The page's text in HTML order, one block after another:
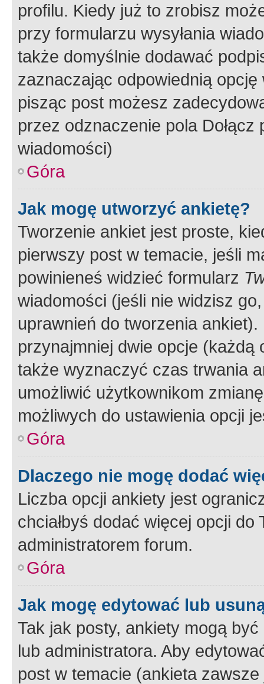
profilu. Kiedy już to zrobisz
przy formularzu wysyłania
także domyślnie dodawać
zaznaczając odpowiednią
pisząc post możesz
przez odznaczenie pola
wiadomości)
Góra
Jak mogę utworzyć ankietę?
Tworzenie ankiet jest proste,
pierwszy post w temacie, jeśli
powinieneś widzieć formularz
wiadomości (jeśli nie widzisz
uprawnień do tworzenia
przynajmniej dwie opcje
także wyznaczyć czas trwania
umożliwić użytkownikom
możliwych do ustawienia opcji
Góra
Dlaczego nie mogę dodać
Liczba opcji ankiety jest
chciałbyś dodać więcej opcji
administratorem forum.
Góra
Jak mogę edytować lub
Tak jak posty, ankiety mogą
lub administratora. Aby
post w temacie (ankieta